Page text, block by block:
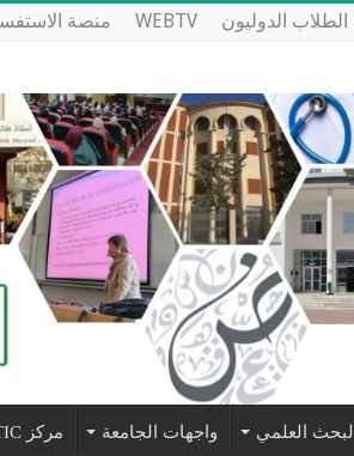
الطلاب الدوليون WEBTV
منصة
البحث العلمي واجهات الجامعة مركز NTIC